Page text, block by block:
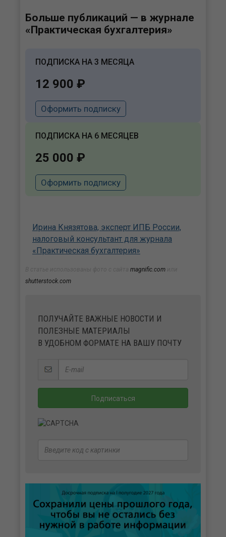
Больше публикаций — в журнале
«Практическая бухгалтерия»
ПОДПИСКА НА 3 МЕСЯЦА
12 900 ₽
Оформить подписку
ПОДПИСКА НА 6 МЕСЯЦЕВ
25 000 ₽
Оформить подписку
Ирина Князятова, эксперт ИПБ России,
налоговый консультант для журнала
«Практическая бухгалтерия»
magnific.com
shutterstock.com
ПОЛУЧАЙТЕ ВАЖНЫЕ НОВОСТИ И
ПОЛЕЗНЫЕ МАТЕРИАЛЫ
В УДОБНОМ ФОРМАТЕ НА ВАШУ ПОЧТУ